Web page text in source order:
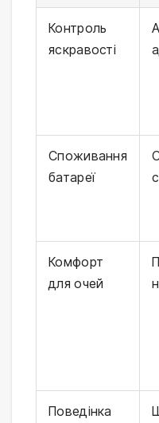
Контроль
яскравості
Споживання
батареї
Комфорт
для очей
Поведінка